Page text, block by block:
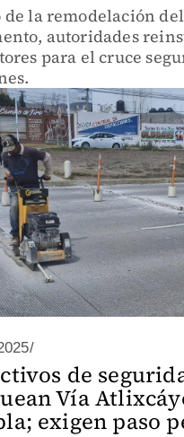
de la remodelación del
autoridades
para el cruce
de
Vía
exigen paso